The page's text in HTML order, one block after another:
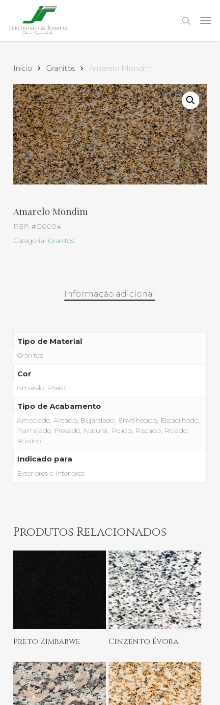
main
content
search
Início Granitos Amarelo Mondim
Amarelo Mondim
REF: #G0004
Categoria: Granitos
Informação adicional
Tipo de Material
Granitos
Cor
Amarelo, Preto
Tipo de Acabamento
Amaciado, Areado, Bujardado, Envelhecido, Escacilhado,
Flamejado, Fresado, Natural, Polido, Riscado, Rolado,
Rústico
Indicado para
Exteriores e Interiores
Produtos Relacionados
Ler Mais
Preto Zimbabwe Ler Mais
Cinzento Évora